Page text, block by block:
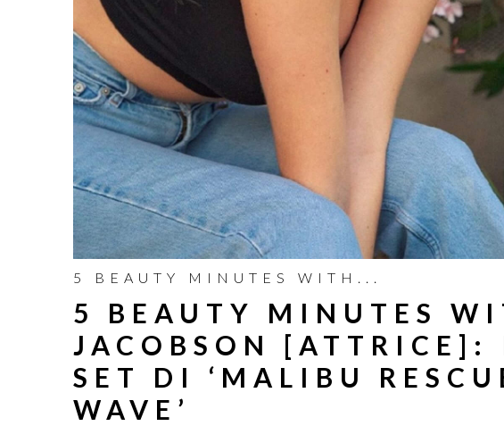
5 BEAUTY MINUTES WITH...
5 BEAUTY MINUTES
JACOBSON
SET DI ‘MALIBU
WAVE’